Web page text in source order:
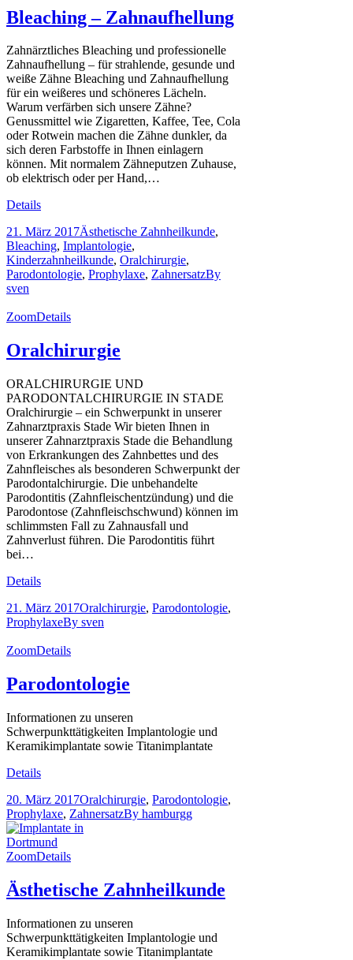
Bleaching – Zahnaufhellung
Zahnärztliches Bleaching und professionelle
Zahnaufhellung – für strahlende, gesunde und
weiße Zähne Bleaching und Zahnaufhellung
für ein weißeres und schöneres Lächeln.
Warum verfärben sich unsere Zähne?
Genussmittel wie Zigaretten, Kaffee, Tee, Cola
oder Rotwein machen die Zähne dunkler, da
sich deren Farbstoffe in Ihnen einlagern
können. Mit normalem Zähneputzen Zuhause,
ob elektrisch oder per Hand,…
Details
21. März 2017Ästhetische Zahnheilkunde,
Bleaching, Implantologie,
Kinderzahnheilkunde, Oralchirurgie,
Parodontologie, Prophylaxe, ZahnersatzBy
sven
ZoomDetails
Oralchirurgie
ORALCHIRURGIE UND
PARODONTALCHIRURGIE IN STADE
Oralchirurgie – ein Schwerpunkt in unserer
Zahnarztpraxis Stade Wir bieten Ihnen in
unserer Zahnarztpraxis Stade die Behandlung
von Erkrankungen des Zahnbettes und des
Zahnfleisches als besonderen Schwerpunkt der
Parodontalchirurgie. Die unbehandelte
Parodontitis (Zahnfleischentzündung) und die
Parodontose (Zahnfleischschwund) können im
schlimmsten Fall zu Zahnausfall und
Zahnverlust führen. Die Parodontitis führt
bei…
Details
21. März 2017Oralchirurgie, Parodontologie,
ProphylaxeBy sven
ZoomDetails
Parodontologie
Informationen zu unseren
Schwerpunkttätigkeiten Implantologie und
Keramikimplantate sowie Titanimplantate
Details
20. März 2017Oralchirurgie, Parodontologie,
Prophylaxe, ZahnersatzBy hamburgg
ZoomDetails
Ästhetische Zahnheilkunde
Informationen zu unseren
Schwerpunkttätigkeiten Implantologie und
Keramikimplantate sowie Titanimplantate